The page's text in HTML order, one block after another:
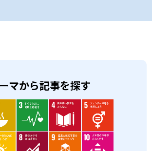
マから記事を探す